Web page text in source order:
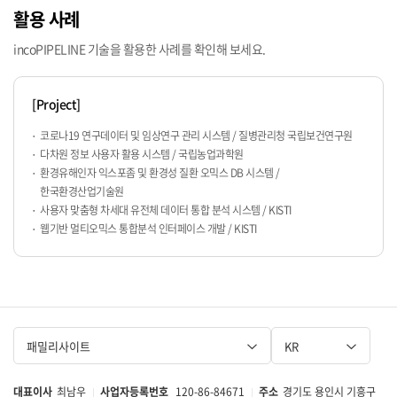
대표이사 최남우 사업자등록번호 120-86-84671 주소 경기도 용인시 기흥구
패밀리사이트 KR